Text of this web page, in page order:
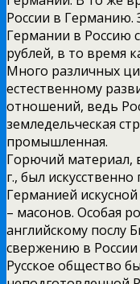
России в Германию.
Германии в Россию
рублей, в то время
Много различных
естественному
отношений, ведь
земледельческая
промышленная.
Горючий материал,
г., был
Германией
– масонов. Особая
английскому послу
свержению в
Русское общество